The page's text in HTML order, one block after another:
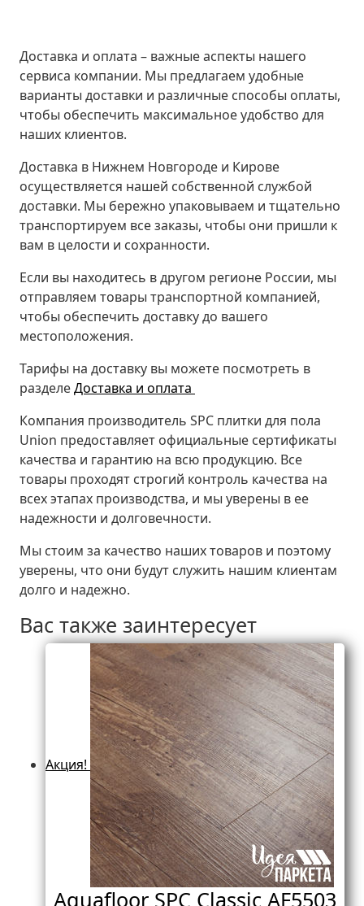
Доставка и оплата – важные аспекты нашего
сервиса компании. Мы предлагаем удобные
варианты доставки и различные способы оплаты,
чтобы обеспечить максимальное удобство для
наших клиентов.
Доставка в Нижнем Новгороде и Кирове
осуществляется нашей собственной службой
доставки. Мы бережно упаковываем и тщательно
транспортируем все заказы, чтобы они пришли к
вам в целости и сохранности.
Если вы находитесь в другом регионе России, мы
отправляем товары транспортной компанией,
чтобы обеспечить доставку до вашего
местоположения.
Тарифы на доставку вы можете посмотреть в
разделеДоставка и оплата
Компания производитель SPC плитки для пола
Union предоставляет официальные сертификаты
качества и гарантию на всю продукцию. Все
товары проходят строгий контроль качества на
всех этапах производства, и мы уверены в ее
надежности и долговечности.
Мы стоим за качество наших товаров и поэтому
уверены, что они будут служить нашим клиентам
долго и надежно.
Вас также заинтересует
Акция!
Aquafloor SPC Classic AF5503